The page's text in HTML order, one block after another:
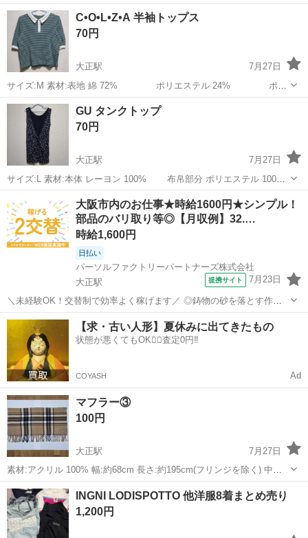
いませ
大阪 大阪市 服/ファッション
C•O•L•Z•A 半袖トップス
70円
大正駅
7月27日
サイズ:M 素材:表地 綿 72% ポリエステル 24% ポリ
ウレタン 4% 別布 ポリエステル 65% 綿 35% 写真では分
かりにくいですが緑色です 中古品ですので神経質な方は...
大阪 大阪市 大正駅 服/ファッション
GU タンクトップ
70円
大正駅
7月27日
サイズ:L 素材:本体 レーヨン 100% 布帛部分 ポリエステル 100%
中古品ですので神経質な方はご遠慮くださいませ
大正駅 服/ファッション
大阪市内のお仕事★時給1600円★シンプル！
部品のバリ取り等◎【月収例】32.…
時給1,600円
日払い
パーソルファクトリーパートナーズ株式会社
大正駅
提携サイト 7月23日
＼未経験OK！交替制で効率よく稼げます／ ◎鋳物の砂を落とす作業
やバリ取りなど、ライン作業でモクモク進めるお仕事です。 ◎異業種
から、はじめての工場Workをスタートした方多数活躍中♪ ◎慰労金総
額30万円支給☆年間休日12...
大阪 大阪市 大正駅 工場
【求・古い人形】夏休みに出てきたもの
状態が悪くてもOK🙆‍♀️査定0円‼️
COYASH Ad
マフラー③
100円
大正駅
7月27日
素材:アクリル 100% 幅:約68cm 長さ:約195cm(フリンジを除く) 中古
品ですので神経質な方はご遠慮くださいませ
大阪 大阪市 アクリル
INGNI LODISPOTTO 他洋服8着まとめ売り
1,200円